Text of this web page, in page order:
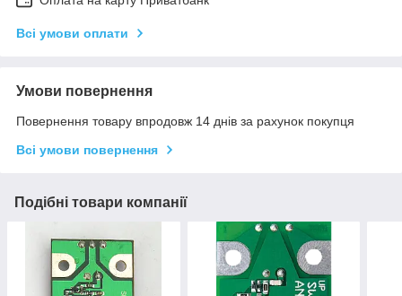
Всі умови оплати
Умови повернення
Повернення товару впродовж 14 днів за рахунок покупця
Всі умови повернення
Подібні товари компанії